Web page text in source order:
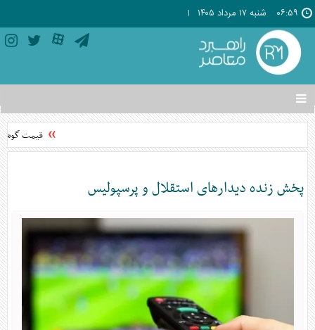
۰۶:۵۹ شنبه ۱۷ مرداد ۱۴۰۵
تغییر
وضعیت
منوی
ها
قیمت گوشی‌های
پخش زنده دیدار‌های استقلال و پرسپولیس